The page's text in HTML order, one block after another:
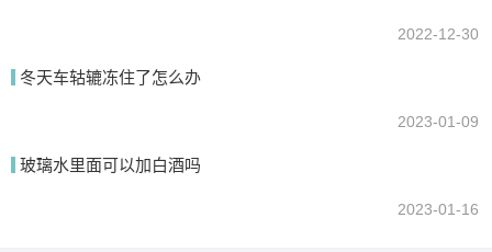
2022-12-30
冬天车轱辘冻住了怎么办
2023-01-09
玻璃水里面可以加白酒吗
2023-01-16